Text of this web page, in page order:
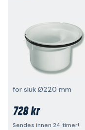
for sluk Ø220 mm
728 kr
Sendes innen 24 timer!